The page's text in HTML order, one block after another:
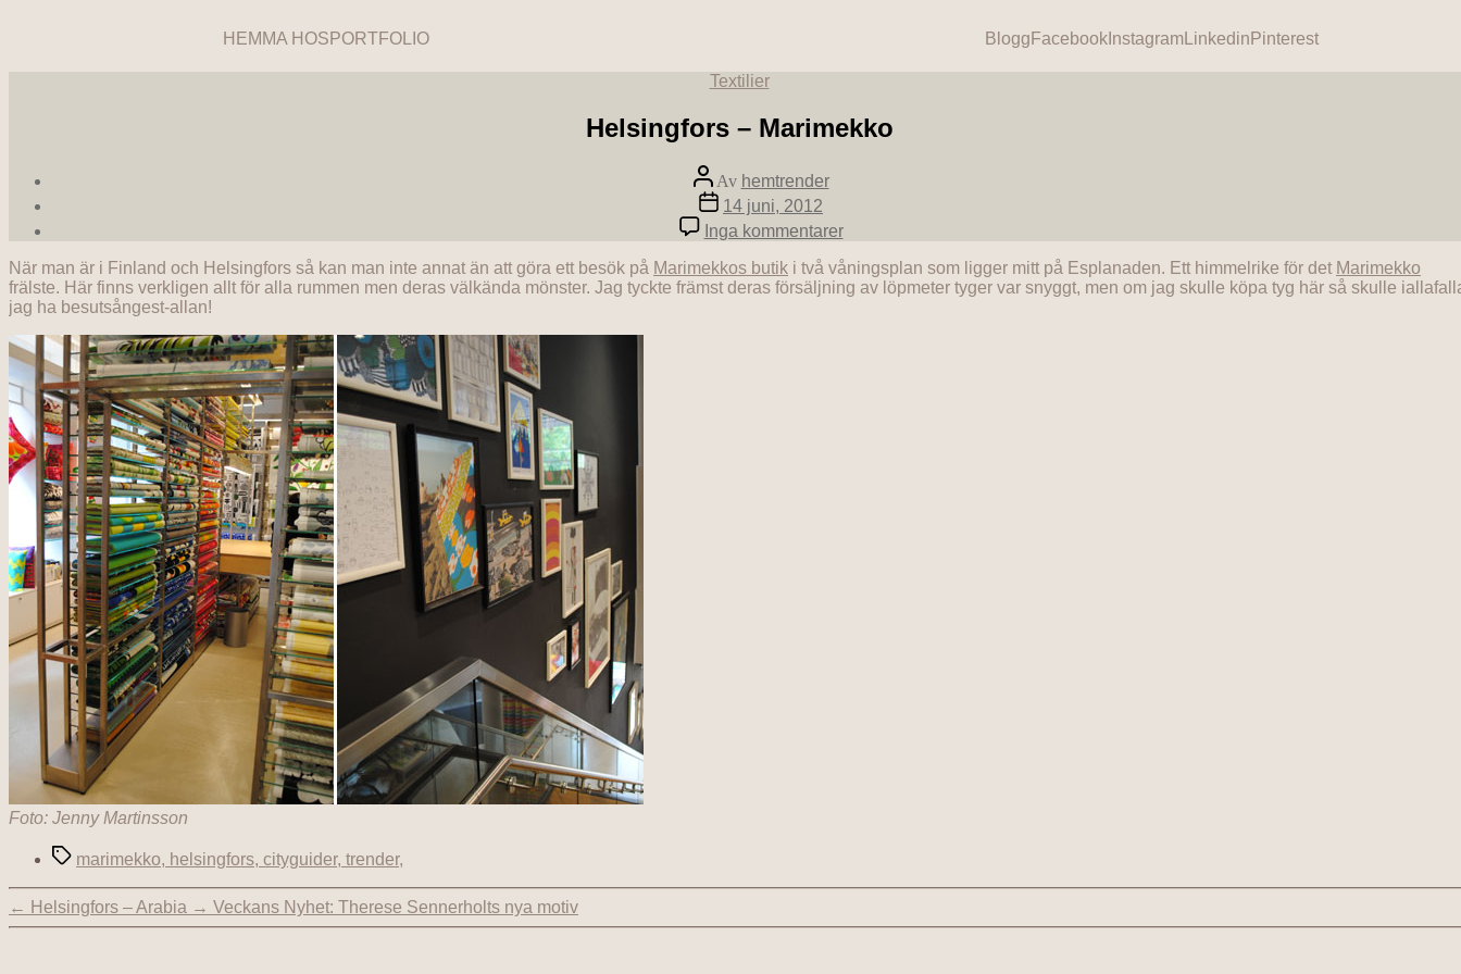
HEMMA HOS PORTFOLIO Blogg Facebook Instagram Linkedin Pinterest
Textilier
Helsingfors – Marimekko
Av hemtrender
14 juni, 2012
Inga kommentarer
När man är i Finland och Helsingfors så kan man inte annat än att göra ett besök på Marimekkos butik i två våningsplan som ligger mitt på Esplanaden. Ett himmelrike för det Marimekko
frälste. Här finns verkligen allt för alla rummen men deras välkända mönster. Jag tyckte främst deras försäljning av löpmeter tyger var snyggt, men om jag skulle köpa tyg här så skulle
jag ha besutsångest-allan!
Foto: Jenny Martinsson
marimekko, helsingfors, cityguider, trender,
← Helsingfors – Arabia → Veckans Nyhet: Therese Sennerholts nya motiv